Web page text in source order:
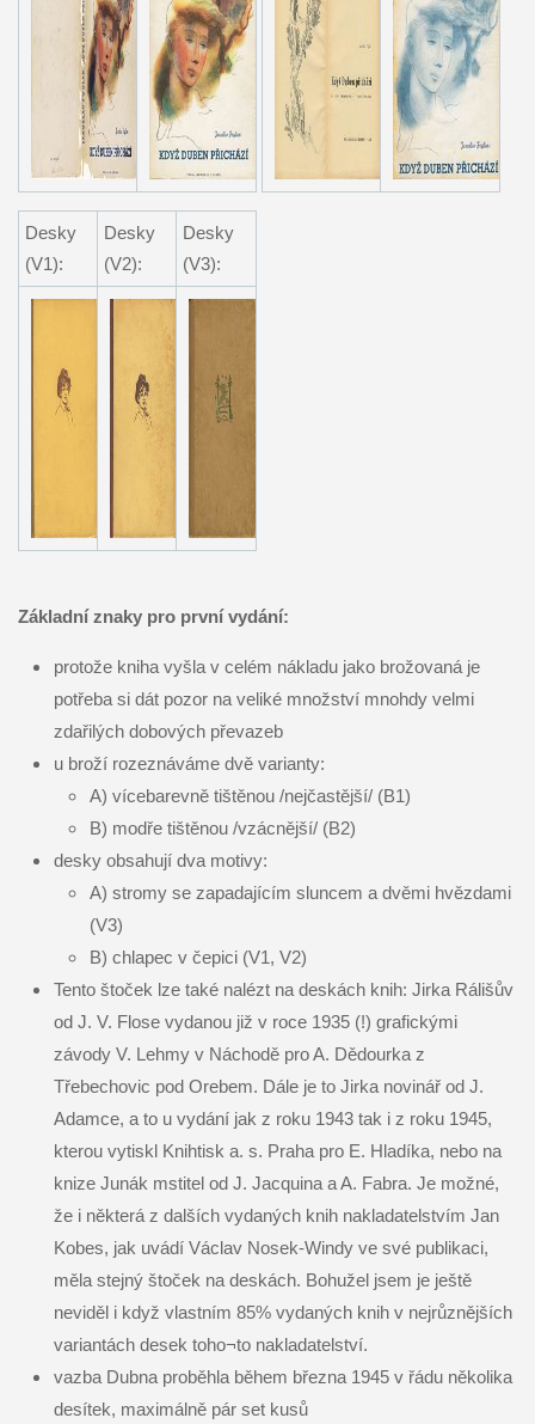
Desky
(V1):
Desky
(V2):
Desky
(V3):
Základní znaky pro první vydání:
protože kniha vyšla v celém nákladu jako brožovaná je
potřeba si dát pozor na veliké množství mnohdy velmi
zdařilých dobových převazeb
u broží rozeznáváme dvě varianty:
A) vícebarevně tištěnou /nejčastější/ (B1)
B) modře tištěnou /vzácnější/ (B2)
desky obsahují dva motivy:
A) stromy se zapadajícím sluncem a dvěmi hvězdami
(V3)
B) chlapec v čepici (V1, V2)
Tento štoček lze také nalézt na deskách knih: Jirka Rálišův
od J. V. Flose vydanou již v roce 1935 (!) grafickými
závody V. Lehmy v Náchodě pro A. Dědourka z
Třebechovic pod Orebem. Dále je to Jirka novinář od J.
Adamce, a to u vydání jak z roku 1943 tak i z roku 1945,
kterou vytiskl Knihtisk a. s. Praha pro E. Hladíka, nebo na
knize Junák mstitel od J. Jacquina a A. Fabra. Je možné,
že i některá z dalších vydaných knih nakladatelstvím Jan
Kobes, jak uvádí Václav Nosek-Windy ve své publikaci,
měla stejný štoček na deskách. Bohužel jsem je ještě
neviděl i když vlastním 85% vydaných knih v nejrůznějších
variantách desek toho¬to nakladatelství.
vazba Dubna proběhla během března 1945 v řádu několika
desítek, maximálně pár set kusů